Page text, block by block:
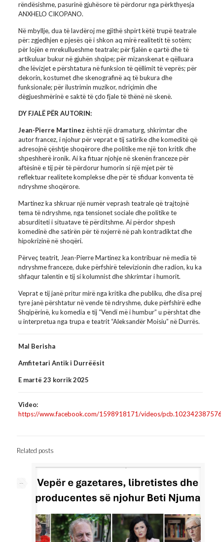
rëndësishme, pasurinë gjuhësore të përdorur nga përkthyesja
ANXHELO CIKOPANO.
Në mbyllje, dua të lavdëroj me gjithë shpirt këtë trupë teatrale
për: zgjedhjen e pjesës që i shkon aq mirë realitetit të sotëm;
për lojën e mrekullueshme teatrale; për fjalën e qartë dhe të
artikuluar bukur në gjuhën shqipe; për mizanskenat e qëlluara
dhe lëvizjet e përshtatura në funksion të qëllimit të veprës; për
dekorin, kostumet dhe skenografinë aq të bukura dhe
funksionale; për ilustrimin muzikor, ndriçimin dhe
dëgjueshmërinë e saktë të çdo fjale të thënë në skenë.
DY FJALË PËR AUTORIN:
Jean-Pierre Martinez është një dramaturg, shkrimtar dhe
autor francez, i njohur për veprat e tij satirike dhe komeditë që
adresojnë çështje shoqërore dhe politike me një ton kritik dhe
shpeshherë ironik. Ai ka fituar njohje në skenën franceze për
aftësinë e tij për të përdorur humorin si një mjet për të
reflektuar realitete komplekse dhe për të sfiduar konventa të
ndryshme shoqërore.
Martinez ka shkruar një numër veprash teatrale që trajtojnë
tema të ndryshme, nga tensionet sociale dhe politike te
absurditeti i situatave të përditshme. Ai përdor shpesh
komedinë dhe satirën për të nxjerrë në pah kontradiktat dhe
hipokrizinë në shoqëri.
Përveç teatrit, Jean-Pierre Martinez ka kontribuar në media të
ndryshme franceze, duke përfshirë televizionin dhe radion, ku ka
shfaqur talentin e tij si kolumnist dhe shkrimtar i humorit.
Veprat e tij janë pritur mirë nga kritika dhe publiku, dhe disa prej
tyre janë përshtatur në vende të ndryshme, duke përfshirë edhe
Shqipërinë, ku komedia e tij “Vendi më i humbur” u përshtat dhe
u interpretua nga trupa e teatrit “Aleksandër Moisiu” në Durrës.
Mal Berisha
Amfitetari Antik i Durrëësit
E martë 23 korrik 2025
Video:
https://www.facebook.com/1598918171/videos/
Related posts
--